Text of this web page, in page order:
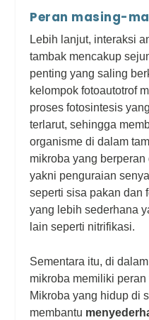
Peran masing-
Lebih lanjut, interaksi
tambak mencakup
penting yang saling
kelompok fotoautotrof
proses fotosintesis
terlarut, sehingga
organisme di dalam
mikroba yang
yakni penguraian
seperti sisa pakan
yang lebih sederhana
lain seperti nitrifikasi.
Sementara itu, di
mikroba memiliki
Mikroba yang hidup di
membantu